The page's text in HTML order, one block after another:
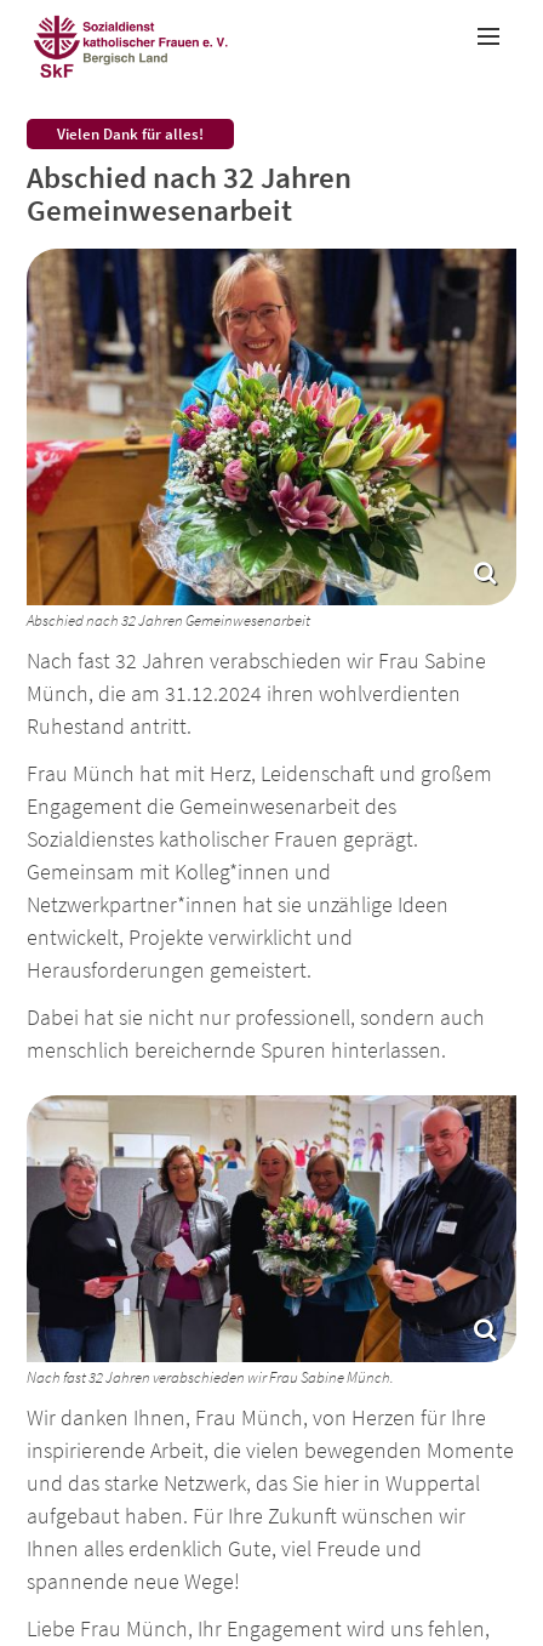
Zum Inhalt springen
Vielen Dank für alles!:
Abschied nach 32 Jahren
Gemeinwesenarbeit
Abschied nach 32 Jahren Gemeinwesenarbeit
Nach fast 32 Jahren verabschieden wir Frau Sabine
Münch, die am 31.12.2024 ihren wohlverdienten
Ruhestand antritt.
Frau Münch hat mit Herz, Leidenschaft und großem
Engagement die Gemeinwesenarbeit des
Sozialdienstes katholischer Frauen geprägt.
Gemeinsam mit Kolleg*innen und
Netzwerkpartner*innen hat sie unzählige Ideen
entwickelt, Projekte verwirklicht und
Herausforderungen gemeistert.
Dabei hat sie nicht nur professionell, sondern auch
menschlich bereichernde Spuren hinterlassen.
Nach fast 32 Jahren verabschieden wir Frau Sabine Münch.
Wir danken Ihnen, Frau Münch, von Herzen für Ihre
inspirierende Arbeit, die vielen bewegenden Momente
und das starke Netzwerk, das Sie hier in Wuppertal
aufgebaut haben. Für Ihre Zukunft wünschen wir
Ihnen alles erdenklich Gute, viel Freude und
spannende neue Wege!
Liebe Frau Münch, Ihr Engagement wird uns fehlen,